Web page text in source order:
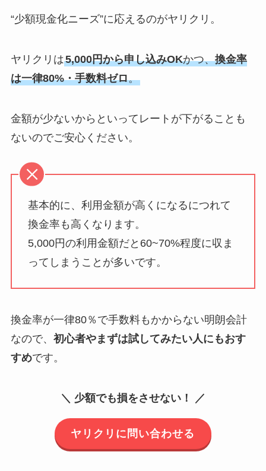
“少額現金化ニーズ”に応えるのがヤリクリ。
ヤリクリは5,000円から申し込みOKかつ、換金率
は一律80%・手数料ゼロ。
金額が少ないからといってレートが下がることも
ないのでご安心ください。
基本的に、利用金額が高くになるにつれて
換金率も高くなります。
5,000円の利用金額だと60~70%程度に収ま
ってしまうことが多いです。
換金率が一律80％で手数料もかからない明朗会計
なので、 初心者やまずは試してみたい人にもおす
すめです。
＼ 少額でも損をさせない！ ／
ヤリクリに問い合わせる